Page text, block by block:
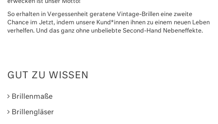
erwecken ist unser Motto!
So erhalten in Vergessenheit geratene Vintage-Brillen eine zweite
Chance im Jetzt, indem unsere Kund*innen ihnen zu einem neuen Leben
verhelfen. Und das ganz ohne unbeliebte Second-Hand Nebeneffekte.
GUT ZU WISSEN
Brillenmaße
Brillengläser